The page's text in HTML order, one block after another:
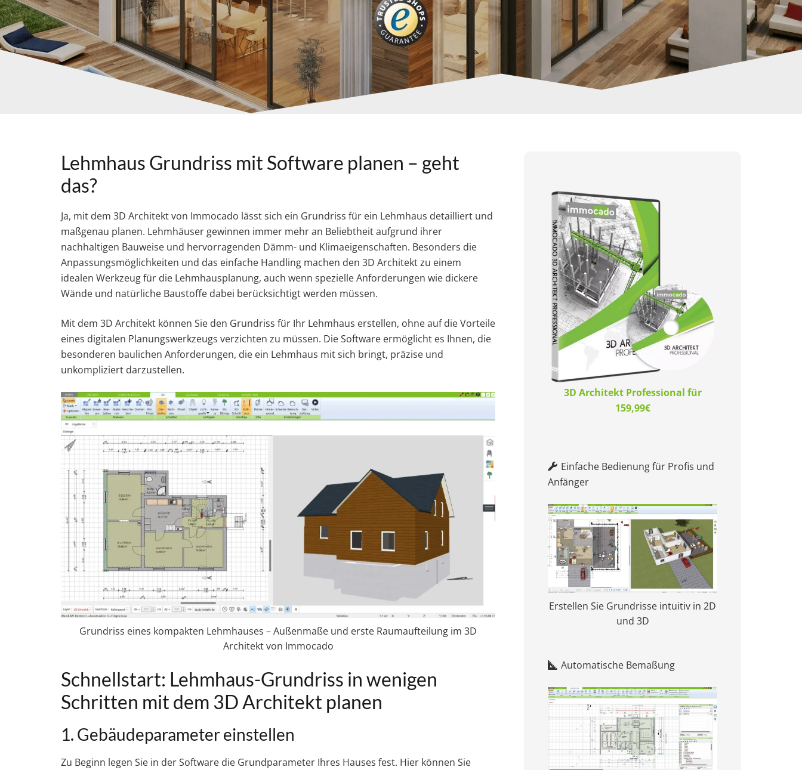
Lehmhaus Grundriss mit Software planen – geht
das?
Ja, mit dem 3D Architekt von Immocado lässt sich ein Grundriss für ein Lehmhaus detailliert und
maßgenau planen. Lehmhäuser gewinnen immer mehr an Beliebtheit aufgrund ihrer
nachhaltigen Bauweise und hervorragenden Dämm- und Klimaeigenschaften. Besonders die
Anpassungsmöglichkeiten und das einfache Handling machen den 3D Architekt zu einem
idealen Werkzeug für die Lehmhausplanung, auch wenn spezielle Anforderungen wie dickere
Wände und natürliche Baustoffe dabei berücksichtigt werden müssen.
Mit dem 3D Architekt können Sie den Grundriss für Ihr Lehmhaus erstellen, ohne auf die Vorteile
eines digitalen Planungswerkzeugs verzichten zu müssen. Die Software ermöglicht es Ihnen, die
besonderen baulichen Anforderungen, die ein Lehmhaus mit sich bringt, präzise und
unkompliziert darzustellen.
Grundriss eines kompakten Lehmhauses – Außenmaße und erste Raumaufteilung im 3D
Architekt von Immocado
Schnellstart: Lehmhaus-Grundriss in wenigen
Schritten mit dem 3D Architekt planen
1. Gebäudeparameter einstellen
Zu Beginn legen Sie in der Software die Grundparameter Ihres Hauses fest. Hier können Sie
3D Architekt Professional für
159,99€
Einfache Bedienung für Profis und
Anfänger
Erstellen Sie Grundrisse intuitiv in 2D
und 3D
Automatische Bemaßung